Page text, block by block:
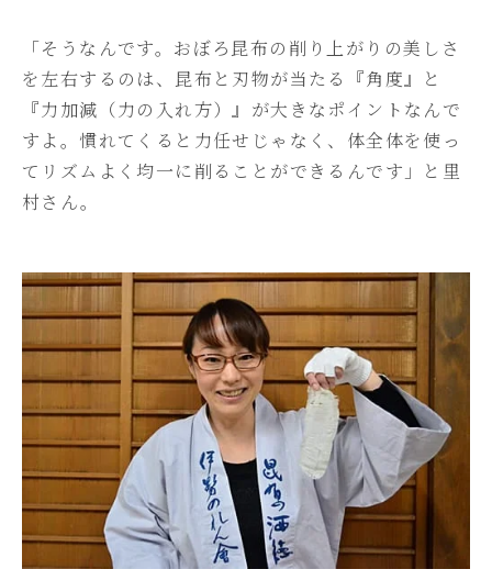
「そうなんです。おぼろ昆布の削り上がりの美しさ
を左右するのは、昆布と刃物が当たる『角度』と
『力加減（力の入れ方）』が大きなポイントなんで
すよ。慣れてくると力任せじゃなく、体全体を使っ
てリズムよく均一に削ることができるんです」と里
村さん。